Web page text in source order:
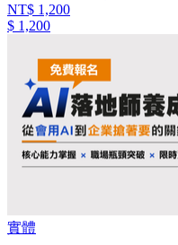
NT$ 1,200
$ 1,200
實體